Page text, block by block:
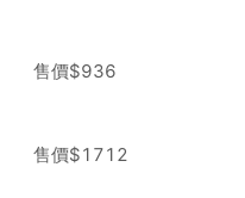
售價$936
售價$1712